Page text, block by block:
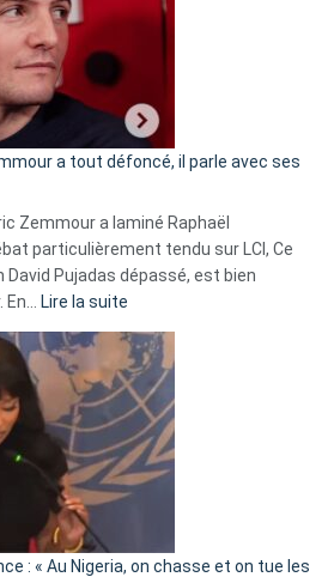
secrète
«
C’est
fake
news
»
a tout défoncé, il parle avec ses
Zemmour a laminé Raphaël
particulièrement tendu sur LCI, Ce
David Pujadas dépassé, est bien
Lire la suite
Tegnér
exulte
« Zemmour
a
tout
parle
: « Au Nigeria, on chasse et on tue les